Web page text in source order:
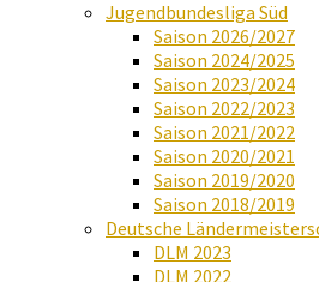
Jugendbundesliga Süd
Saison 2026/2027
Saison 2024/2025
Saison 2023/2024
Saison 2022/2023
Saison 2021/2022
Saison 2020/2021
Saison 2019/2020
Saison 2018/2019
Deutsche
DLM 2023
DLM 2022